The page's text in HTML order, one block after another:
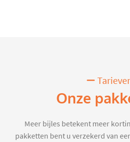
Onze
Meer bijles betekent meer
pakketten bent u verzekerd van